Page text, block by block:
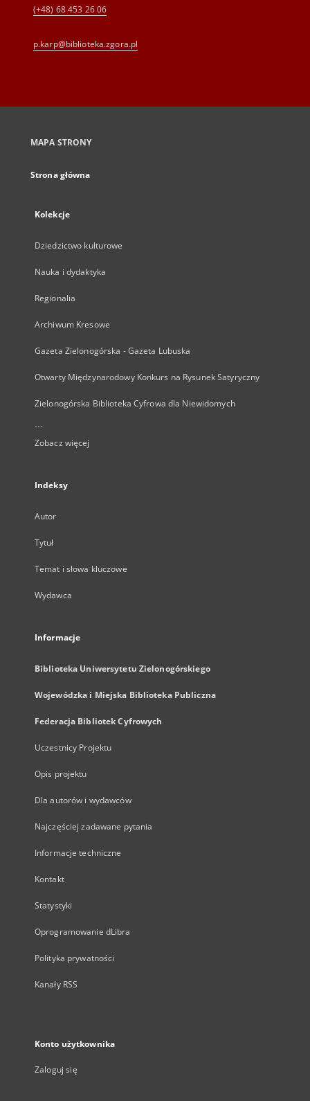
(+48) 68 453 26 06
p.karp@biblioteka.zgora.pl
MAPA STRONY
Strona główna
Kolekcje
Dziedzictwo kulturowe
Nauka i dydaktyka
Regionalia
Archiwum Kresowe
Gazeta Zielonogórska - Gazeta Lubuska
Otwarty Międzynarodowy Konkurs na Rysunek Satyryczny
Zielonogórska Biblioteka Cyfrowa dla Niewidomych
...
Zobacz więcej
Indeksy
Autor
Tytuł
Temat i słowa kluczowe
Wydawca
Informacje
Biblioteka Uniwersytetu Zielonogórskiego
Wojewódzka i Miejska Biblioteka Publiczna
Federacja Bibliotek Cyfrowych
Uczestnicy Projektu
Opis projektu
Dla autorów i wydawców
Najczęściej zadawane pytania
Informacje techniczne
Kontakt
Statystyki
Oprogramowanie dLibra
Polityka prywatności
Kanały RSS
Konto użytkownika
Zaloguj się